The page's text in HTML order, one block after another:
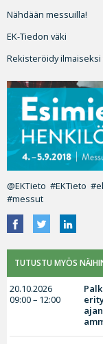
Nähdään messuilla!
EK-Tiedon väki
Rekisteröidy ilmaiseksi
@EKTieto #EKTieto
#messut
TUTUSTU MYÖS
20.10.2026
09:00 – 12:00